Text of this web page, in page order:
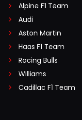
Alpine F1 Team
Audi
Aston Martin
Haas F1 Team
Racing Bulls
Williams
Cadillac F1 Team